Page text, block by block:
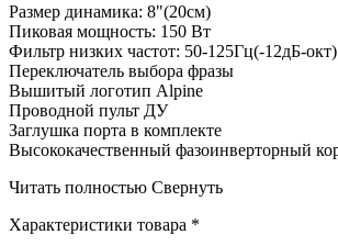
Размер динамика: 8"(20см)
Пиковая мощность: 150 Вт
Фильтр низких частот: 50-125Гц(-12дБ-окт)
Переключатель выбора фразы
Вышитый логотип Alpine
Проводной пульт ДУ
Заглушка порта в комплекте
Высококачественный фазоинверторный
Читать полностью Свернуть
Характеристики товара *